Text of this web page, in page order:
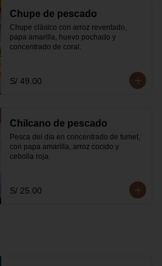
Chupe de pescado
Chupe clásico con arroz reventado,
papa amarilla, huevo pochado y
concentrado de coral.
S/ 49.00
Chilcano de pescado
Pesca del día en concentrado de fumet,
con papa amarilla, arroz cocido y
cebolla roja.
S/ 25.00